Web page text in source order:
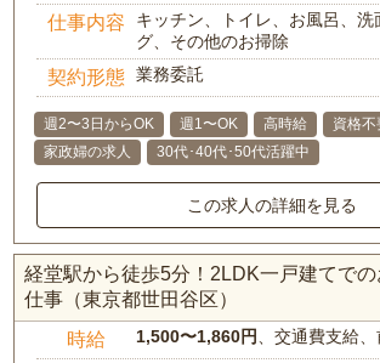
仕事内容
キッチン、トイレ、お風呂、洗
グ、その他のお掃除
契約形態 業務委託
週2〜3日からOK 週1〜OK 高時給
資格不
家政婦の求人
30代･40代･50代活躍中
この求人の詳細を見る
経堂駅から徒歩5分！2LDK一戸建てで
仕事（東京都世田谷区）
時給 1,500〜1,860円、交通費支給